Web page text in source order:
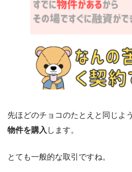
先ほどのチョコのたとえと同じよう
物件を購入 します。
とても一般的な取引ですね。